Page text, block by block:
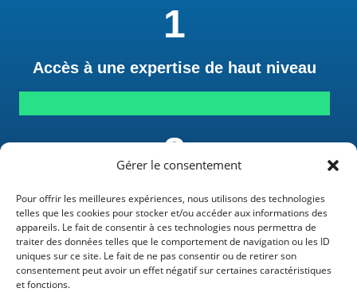
Gérer le consentement
Pour offrir les meilleures expériences, nous utilisons des technologies
telles que les cookies pour stocker et/ou accéder aux informations des
appareils. Le fait de consentir à ces technologies nous permettra de
traiter des données telles que le comportement de navigation ou les ID
uniques sur ce site. Le fait de ne pas consentir ou de retirer son
consentement peut avoir un effet négatif sur certaines caractéristiques
et fonctions.
1
Accès à une expertise de haut niveau
2
Optimisation des coûts